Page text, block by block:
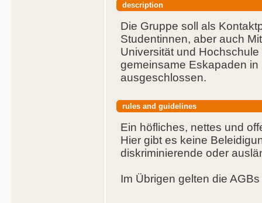
description
Die Gruppe soll als
Studentinnen, aber auch
Universität und
gemeinsame Eskapaden
ausgeschlossen.
rules and guidelines
Ein höfliches, nettes und
Hier gibt es keine
diskriminierende oder
Im Übrigen gelten die